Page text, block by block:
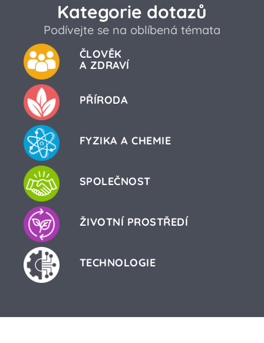
Kategorie dotazů
Podívejte se na oblíbená témata
ČLOVĚK
A ZDRAVÍ
PŘÍRODA
FYZIKA A CHEMIE
SPOLEČNOST
ŽIVOTNÍ PROSTŘEDÍ
TECHNOLOGIE